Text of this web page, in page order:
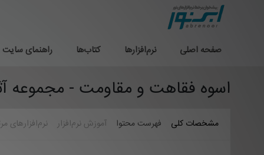
صفحه اصلی نرم‌افزارها کتاب‌ها راهنمای سایت
اسوه فقاهت و مقاومت - مجموعه
مشخصات کلی فهرست محتوا آموزش نرم‌افزار نرم‌افزارهای